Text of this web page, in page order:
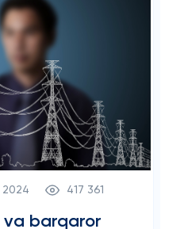
2024 417 361
va barqaror